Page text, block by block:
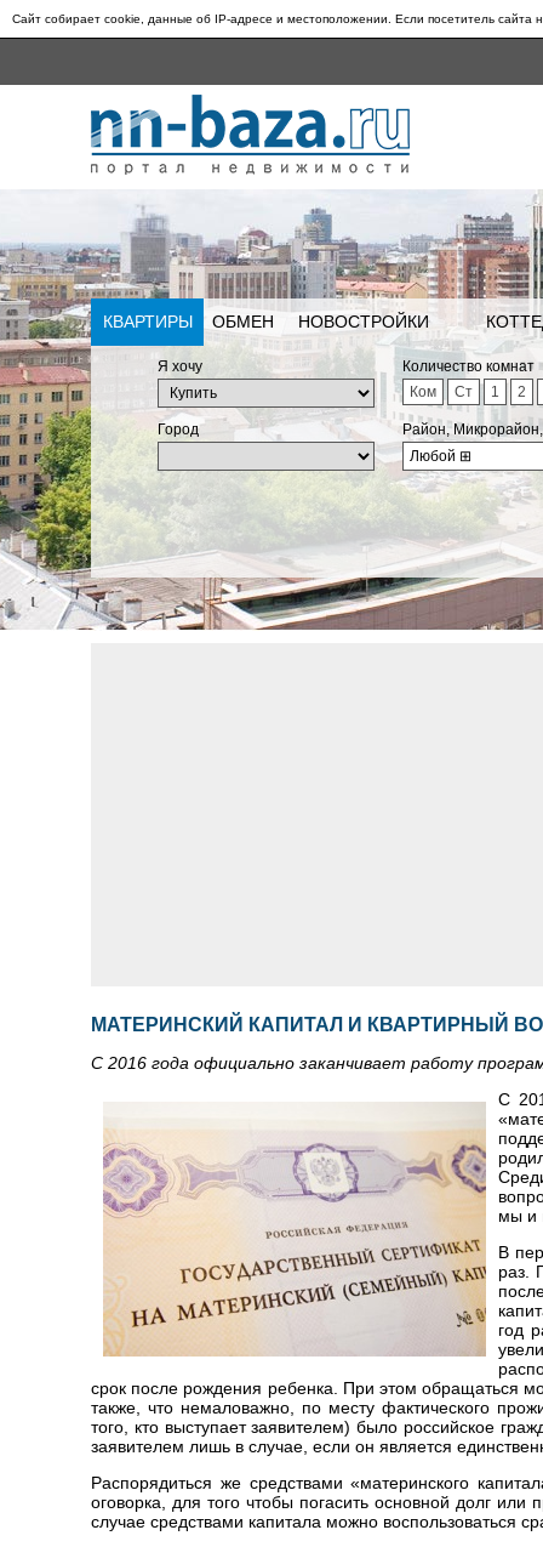
Сайт собирает cookie, данные об IP-адресе и местоположении. Если посетитель сайта
КВАРТИРЫ ОБМЕН НОВОСТРОЙКИ
Я хочу
Количество комнат
Ком
Ст 1 2
Город
Район,
Любой ⊞
МАТЕРИНСКИЙ КАПИТАЛ И КВАРТИРНЫЙ
С 2016 года официально заканчивает работу
С
мы и
В
раз.
год
срок после рождения ребенка. При этом обращаться
также, что немаловажно, по месту фактического
того, кто выступает заявителем) было российское
заявителем лишь в случае, если он является
Распорядиться же средствами «материнского
оговорка, для того чтобы погасить основной долг
случае средствами капитала можно воспользоваться